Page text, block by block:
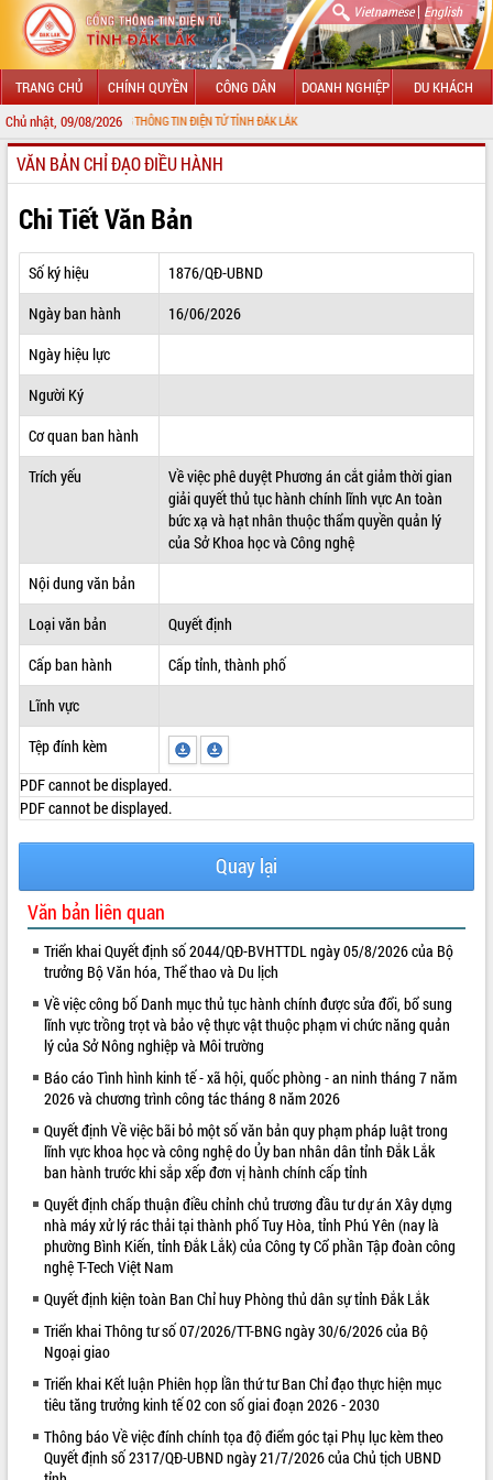
Vietnamese| English
TRANG CHỦ CHÍNH QUYỀN CÔNG DÂN DOANH NGHIỆP DU KHÁCH
Chủ nhật, 09/08/2026
VỚI CỔNG THÔNG TIN ĐIỆN TỬ TỈNH ĐẮK LẮK
GIỚI THIỆU
LÃNH ĐẠO UBND TỈNH
TIN TỨC SỰ KIỆN
SỞ, BAN, NGÀNH
THÔNG TIN CHỈ ĐẠO ĐIỀU HÀNH
HỆ THỐNG VĂN BẢN
VĂN BẢN HĐND TỈNH
QUY HOẠCH - KẾ HOẠCH
VIDEO
Trailer Lễ hội Sầu riêng Đắk Lắk năm
2026
và tặng quà người dân xã Cư Pui
Hội nghị UBND tỉnh Đắk Lắk thường kỳ
tháng 7/2026
Lễ truy tặng danh hiệu “Bà Mẹ Việt
Nam Anh hùng” và trao Huân chương
Lao động
UBND tỉnh Đắk Lắk triển khai nhiệm
ALBUM ẢNH
VĂN BẢN CHỈ ĐẠO ĐIỀU HÀNH
Chi Tiết Văn Bản
Số ký hiệu
1876/QĐ-UBND
Ngày ban hành
16/06/2026
Ngày hiệu lực
Người Ký
Cơ quan ban hành
Trích yếu
Về việc phê duyệt Phương án cắt giảm thời gian
giải quyết thủ tục hành chính lĩnh vực An toàn
bức xạ và hạt nhân thuộc thẩm quyền quản lý
của Sở Khoa học và Công nghệ
Nội dung văn bản
Loại văn bản
Quyết định
Cấp ban hành
Cấp tỉnh, thành phố
Lĩnh vực
Tệp đính kèm
PDF cannot be displayed.
PDF cannot be displayed.
Quay lại
Văn bản liên quan
Triển khai Quyết định số 2044/QĐ-BVHTTDL ngày 05/8/2026 của Bộ
trưởng Bộ Văn hóa, Thể thao và Du lịch
Về việc công bố Danh mục thủ tục hành chính được sửa đổi, bổ sung
lĩnh vực trồng trọt và bảo vệ thực vật thuộc phạm vi chức năng quản
lý của Sở Nông nghiệp và Môi trường
Báo cáo Tình hình kinh tế - xã hội, quốc phòng - an ninh tháng 7 năm
2026 và chương trình công tác tháng 8 năm 2026
Quyết định Về việc bãi bỏ một số văn bản quy phạm pháp luật trong
lĩnh vực khoa học và công nghệ do Ủy ban nhân dân tỉnh Đắk Lắk
ban hành trước khi sắp xếp đơn vị hành chính cấp tỉnh
Quyết định chấp thuận điều chỉnh chủ trương đầu tư dự án Xây dựng
nhà máy xử lý rác thải tại thành phố Tuy Hòa, tỉnh Phú Yên (nay là
phường Bình Kiến, tỉnh Đắk Lắk) của Công ty Cổ phần Tập đoàn công
nghệ T-Tech Việt Nam
Quyết định kiện toàn Ban Chỉ huy Phòng thủ dân sự tỉnh Đắk Lắk
Triển khai Thông tư số 07/2026/TT-BNG ngày 30/6/2026 của Bộ
Ngoại giao
Triển khai Kết luận Phiên họp lần thứ tư Ban Chỉ đạo thực hiện mục
tiêu tăng trưởng kinh tế 02 con số giai đoạn 2026 - 2030
Thông báo Về việc đính chính tọa độ điểm góc tại Phụ lục kèm theo
Quyết định số 2317/QĐ-UBND ngày 21/7/2026 của Chủ tịch UBND